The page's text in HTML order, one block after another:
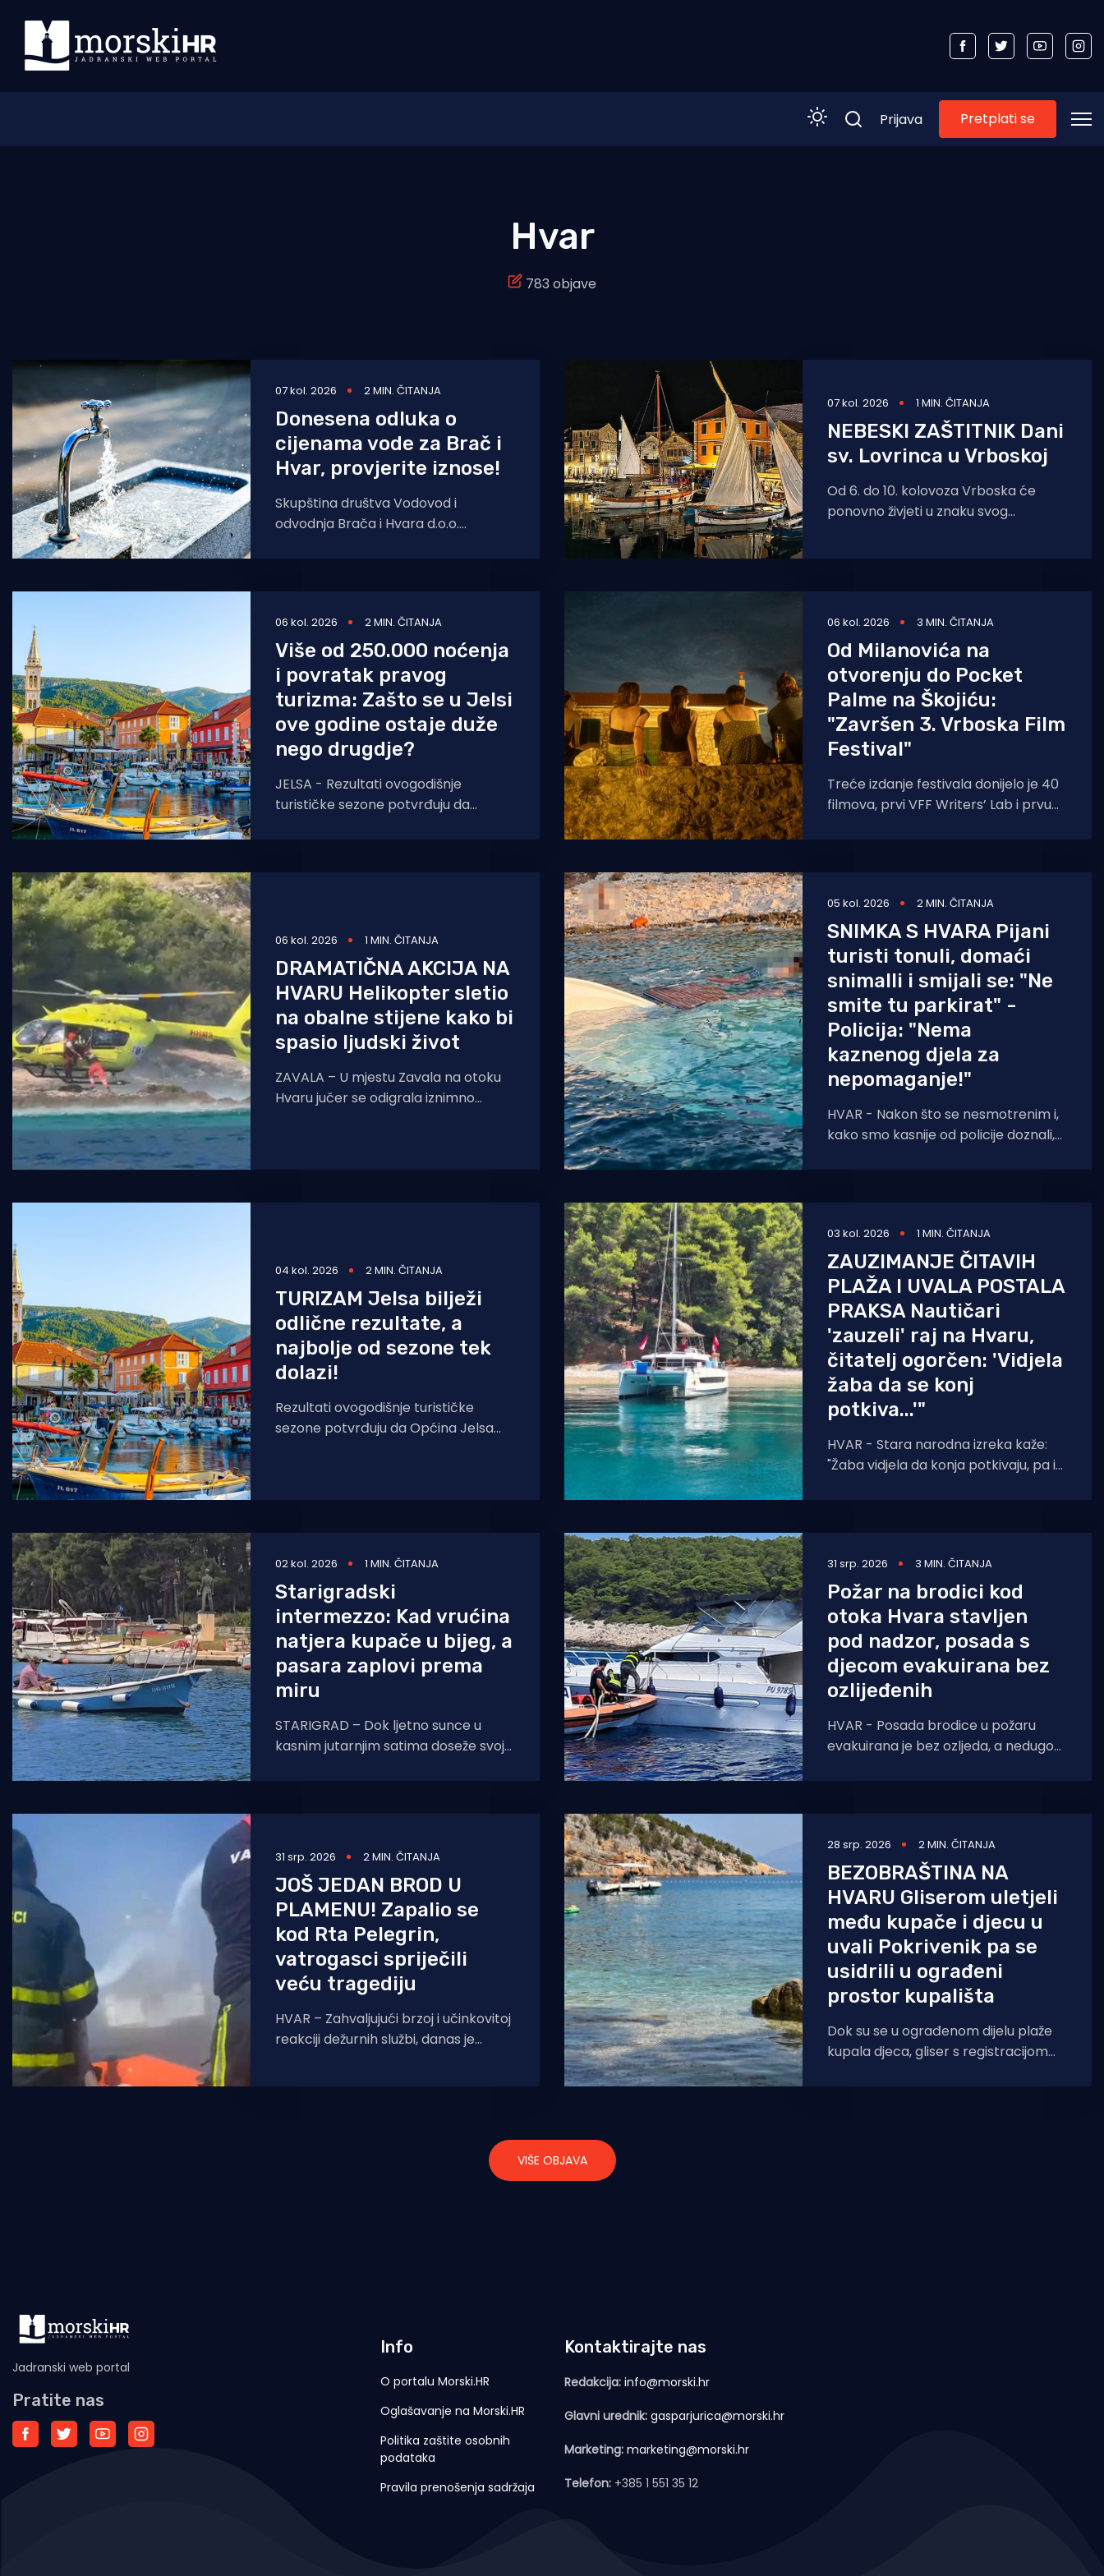
Turizam i nautika
Pomorstvo
Ekologija
Tradicija i kultura
Prijava Pretplati se
Hvar
783 objave
07 kol. 2026 2 MIN. ČITANJA
Donesena odluka o
cijenama vode za Brač i
Hvar, provjerite iznose!
Skupština društva Vodovod i
odvodnja Brača i Hvara d.o.o.
cijeni vodnih usluga
07 kol. 2026 1 MIN. ČITANJA
NEBESKI ZAŠTITNIK Dani
sv. Lovrinca u Vrboskoj
Od 6. do 10. kolovoza Vrboska će
ponovno živjeti u znaku svog
06 kol. 2026 2 MIN. ČITANJA
Više od 250.000 noćenja
i povratak pravog
turizma: Zašto se u Jelsi
ove godine ostaje duže
nego drugdje?
JELSA - Rezultati ovogodišnje
turističke sezone potvrđuju da
smjeru. Do 1. kolovoza ostvarili smo
06 kol. 2026 3 MIN. ČITANJA
Od Milanovića na
otvorenju do Pocket
Palme na Škojiću:
"Završen 3. Vrboska Film
Festival"
Treće izdanje festivala donijelo je 40
filmova, prvi VFF Writers’ Lab i prvu
“Traje
06 kol. 2026 1 MIN. ČITANJA
DRAMATIČNA AKCIJA NA
HVARU Helikopter sletio
na obalne stijene kako bi
spasio ljudski život
ZAVALA – U mjestu Zavala na otoku
Hvaru jučer se odigrala iznimno
05 kol. 2026 2 MIN. ČITANJA
SNIMKA S HVARA Pijani
turisti tonuli, domaći
snimalli i smijali se: "Ne
smite tu parkirat" -
Policija: "Nema
kaznenog djela za
nepomaganje!"
HVAR - Nakon što se nesmotrenim i,
kako smo kasnije od policije doznali,
pored njih prošla je
04 kol. 2026 2 MIN. ČITANJA
TURIZAM Jelsa bilježi
odlične rezultate, a
najbolje od sezone tek
dolazi!
Rezultati ovogodišnje turističke
sezone potvrđuju da Općina Jelsa
03 kol. 2026 1 MIN. ČITANJA
ZAUZIMANJE ČITAVIH
PLAŽA I UVALA POSTALA
PRAKSA Nautičari
'zauzeli' raj na Hvaru,
čitatelj ogorčen: 'Vidjela
žaba da se konj
potkiva...'"
HVAR - Stara narodna izreka kaže:
"Žaba vidjela da konja potkivaju, pa i
02 kol. 2026 1 MIN. ČITANJA
Starigradski
intermezzo: Kad vrućina
natjera kupače u bijeg, a
pasara zaplovi prema
miru
STARIGRAD – Dok ljetno sunce u
kasnim jutarnjim satima doseže svoj
prometnici prijeti da će
31 srp. 2026 3 MIN. ČITANJA
Požar na brodici kod
otoka Hvara stavljen
pod nadzor, posada s
djecom evakuirana bez
ozlijeđenih
HVAR - Posada brodice u požaru
evakuirana je bez ozljeda, a nedugo
aktivnosti na poziciji pomorske
31 srp. 2026 2 MIN. ČITANJA
JOŠ JEDAN BROD U
PLAMENU! Zapalio se
kod Rta Pelegrin,
vatrogasci spriječili
veću tragediju
HVAR – Zahvaljujući brzoj i učinkovitoj
reakciji dežurnih službi, danas je
28 srp. 2026 2 MIN. ČITANJA
BEZOBRAŠTINA NA
HVARU Gliserom uletjeli
među kupače i djecu u
uvali Pokrivenik pa se
usidrili u ograđeni
prostor kupališta
Dok su se u ograđenom dijelu plaže
kupala djeca, gliser s registracijom
sigurnosne linije. Zabrinuti
VIŠE OBJAVA
Jadranski web portal
Pratite nas
Info
O portalu Morski.HR
Oglašavanje na Morski.HR
Politika zaštite osobnih
podataka
Pravila prenošenja sadržaja
Kontaktirajte nas
Redakcija: info@morski.hr
Glavni urednik: gasparjurica@morski.hr
Marketing: marketing@morski.hr
Telefon: +385 1 551 35 12